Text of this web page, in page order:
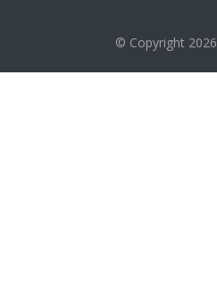
© Copyright 2026